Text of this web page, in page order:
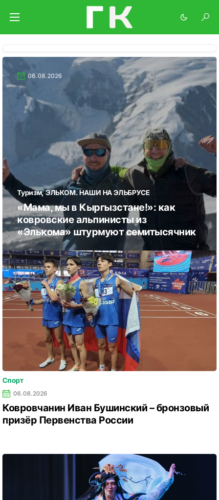
06.08.2026
Туризм ЭЛЬКОМ. НАШИ НА ЭЛЬБРУСЕ
«Мама, мы в Кыргызстане!»: как
ковровские альпинисты из
«Элькома» штурмуют семитысячник
Спорт
06.08.2026
Ковровчанин Иван Бушинский – бронзовый
призёр Первенства России